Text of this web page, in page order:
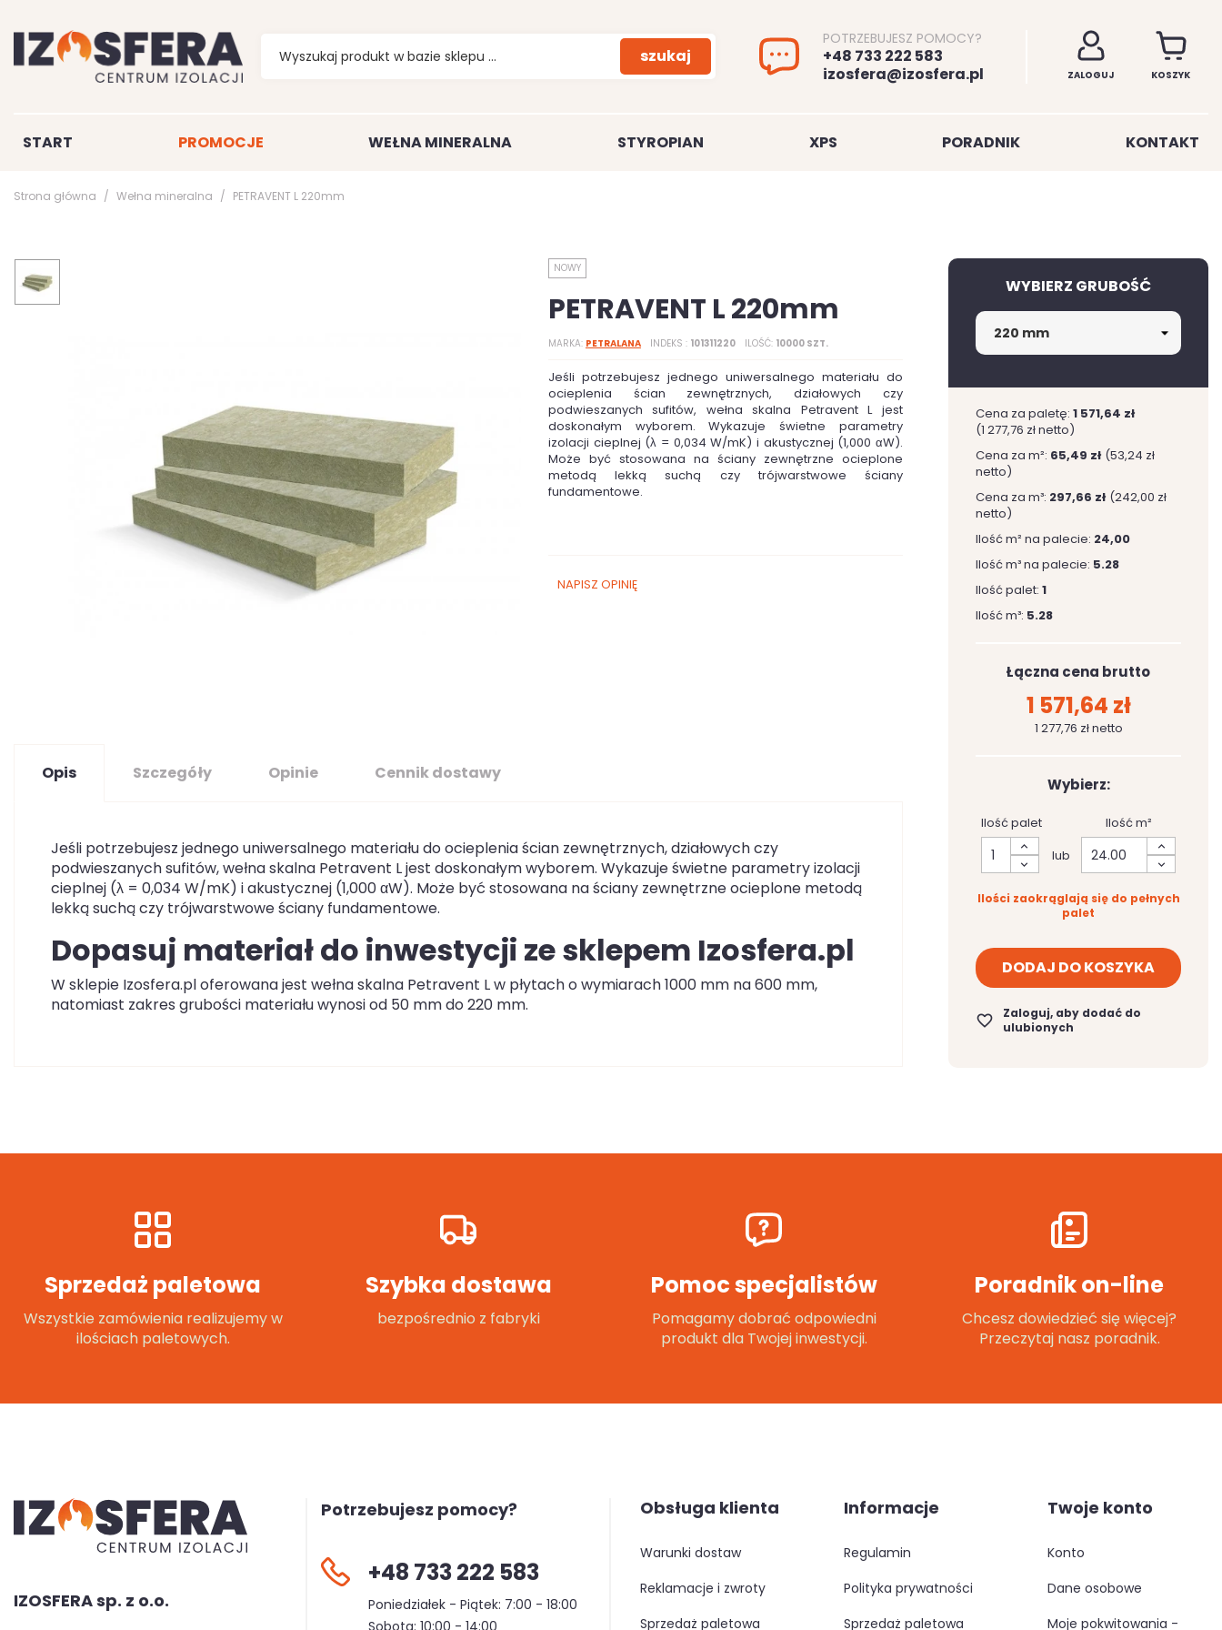
szukaj
POTRZEBUJESZ POMOCY?
+48 733 222 583
izosfera@izosfera.pl
ZALOGUJ KOSZYK
START PROMOCJE WEŁNA MINERALNA STYROPIAN XPS PORADNIK KONTAKT
Strona główna Wełna mineralna PETRAVENT L 220mm
NOWY
PETRAVENT L 220mm
MARKA PETRALANA INDEKS 101311220 ILOŚĆ 10000 SZT.
Jeśli potrzebujesz jednego uniwersalnego materiału do
ocieplenia ścian zewnętrznych, działowych czy
podwieszanych sufitów, wełna skalna Petravent L jest
doskonałym wyborem. Wykazuje świetne parametry
izolacji cieplnej (λ = 0,034 W/mK) i akustycznej (1,000 αW).
Może być stosowana na ściany zewnętrzne ocieplone
metodą lekką suchą czy trójwarstwowe ściany
fundamentowe.
NAPISZ OPINIĘ
Opis Szczegóły Opinie Cennik dostawy
Jeśli potrzebujesz jednego uniwersalnego materiału do ocieplenia ścian zewnętrznych, działowych czy
podwieszanych sufitów, wełna skalna Petravent L jest doskonałym wyborem. Wykazuje świetne parametry izolacji
cieplnej (λ = 0,034 W/mK) i akustycznej (1,000 αW). Może być stosowana na ściany zewnętrzne ocieplone metodą
lekką suchą czy trójwarstwowe ściany fundamentowe.
Dopasuj materiał do inwestycji ze sklepem Izosfera.pl
W sklepie Izosfera.pl oferowana jest wełna skalna Petravent L w płytach o wymiarach 1000 mm na 600 mm,
natomiast zakres grubości materiału wynosi od 50 mm do 220 mm.
WYBIERZ GRUBOŚĆ
Cena za paletę: 1 571,64 zł
(1 277,76 zł netto)
Cena za m²: 65,49 zł (53,24 zł
netto)
Cena za m³: 297,66 zł (242,00 zł
netto)
Ilość m² na palecie: 24,00
Ilość m³ na palecie: 5.28
Ilość palet: 1
Ilość m³: 5.28
Łączna cena brutto
1 571,64 zł
1 277,76 zł netto
Wybierz:
Ilość palet
lub
Ilość m²
Ilości zaokrąglają się do pełnych
palet
DODAJ DO KOSZYKA
favorite_border
Zaloguj, aby dodać do
ulubionych
Sprzedaż paletowa
Wszystkie zamówienia realizujemy w
ilościach paletowych.
Szybka dostawa
bezpośrednio z fabryki
Pomoc specjalistów
Pomagamy dobrać odpowiedni
produkt dla Twojej inwestycji.
Poradnik on-line
Chcesz dowiedzieć się więcej?
Przeczytaj nasz poradnik.
IZOSFERA sp. z o.o.
Potrzebujesz pomocy?
+48 733 222 583
Poniedziałek - Piątek: 7:00 - 18:00
Sobota: 10:00 - 14:00
Obsługa klienta
warunki dostaw
reklamacje i zwroty
sprzedaż paletowa
Informacje
regulamin
polityka prywatności
sprzedaż paletowa
Twoje konto
konto
dane osobowe
moje pokwitowania -